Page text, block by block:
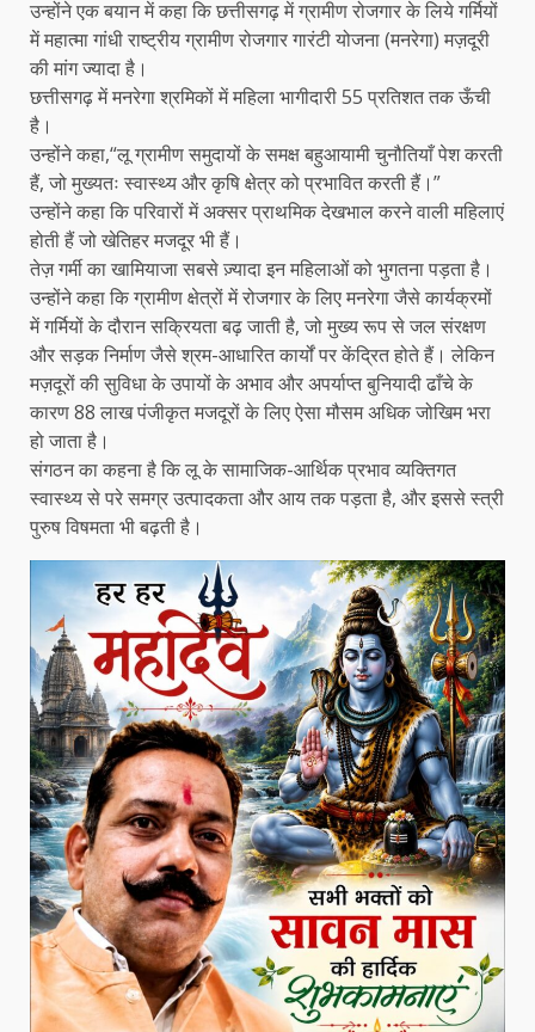
उन्होंने एक बयान में कहा कि छत्तीसगढ़ में ग्रामीण रोजगार के लिये गर्मियों
में महात्मा गांधी राष्ट्रीय ग्रामीण रोजगार गारंटी योजना (मनरेगा) मज़दूरी
की मांग ज्यादा है।
छत्तीसगढ़ में मनरेगा श्रमिकों में महिला भागीदारी 55 प्रतिशत तक ऊँची
है।
उन्होंने कहा,“लू ग्रामीण समुदायों के समक्ष बहुआयामी चुनौतियाँ पेश करती
हैं, जो मुख्यतः स्वास्थ्य और कृषि क्षेत्र को प्रभावित करती हैं।”
उन्होंने कहा कि परिवारों में अक्सर प्राथमिक देखभाल करने वाली महिलाएं
होती हैं जो खेतिहर मजदूर भी हैं।
तेज़ गर्मी का खामियाजा सबसे ज़्यादा इन महिलाओं को भुगतना पड़ता है।
उन्होंने कहा कि ग्रामीण क्षेत्रों में रोजगार के लिए मनरेगा जैसे कार्यक्रमों
में गर्मियों के दौरान सक्रियता बढ़ जाती है, जो मुख्य रूप से जल संरक्षण
और सड़क निर्माण जैसे श्रम-आधारित कार्यों पर केंद्रित होते हैं। लेकिन
मज़दूरों की सुविधा के उपायों के अभाव और अपर्याप्त बुनियादी ढाँचे के
कारण 88 लाख पंजीकृत मजदूरों के लिए ऐसा मौसम अधिक जोखिम भरा
हो जाता है।
संगठन का कहना है कि लू के सामाजिक-आर्थिक प्रभाव व्यक्तिगत
स्वास्थ्य से परे समग्र उत्पादकता और आय तक पड़ता है, और इससे स्त्री
पुरुष विषमता भी बढ़ती है।